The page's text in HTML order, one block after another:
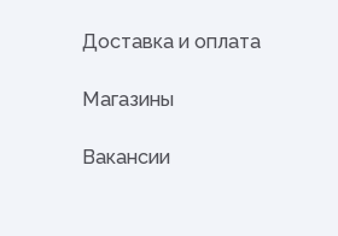
Доставка и оплата
Магазины
Вакансии